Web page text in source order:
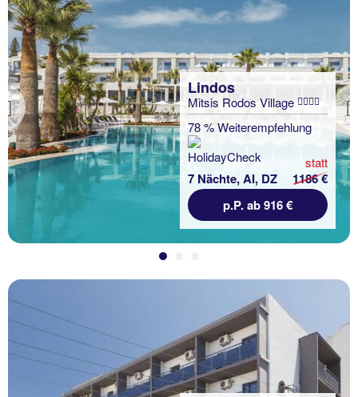
Previous
Lindos
Mitsis Rodos Village
78 % Weiterempfehlung
7 Nächte, AI, DZ
statt
1186 €
p.P. ab 916 €